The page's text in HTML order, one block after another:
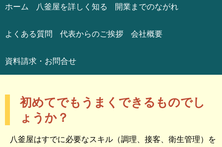
ホーム 八釜屋を詳しく知る 開業までのながれ
よくある質問 代表からのご挨拶 会社概要
資料請求・お問合せ
初めてでもうまくできるものでし
ょうか？
八釜屋はすでに必要なスキル（調理、接客、衛生管理）を